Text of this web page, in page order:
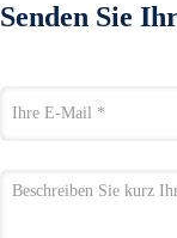
Senden Sie